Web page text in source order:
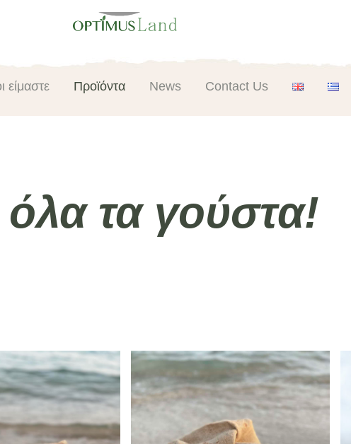
είμαστε Προϊόντα News Contact Us
όλα τα γούστα!